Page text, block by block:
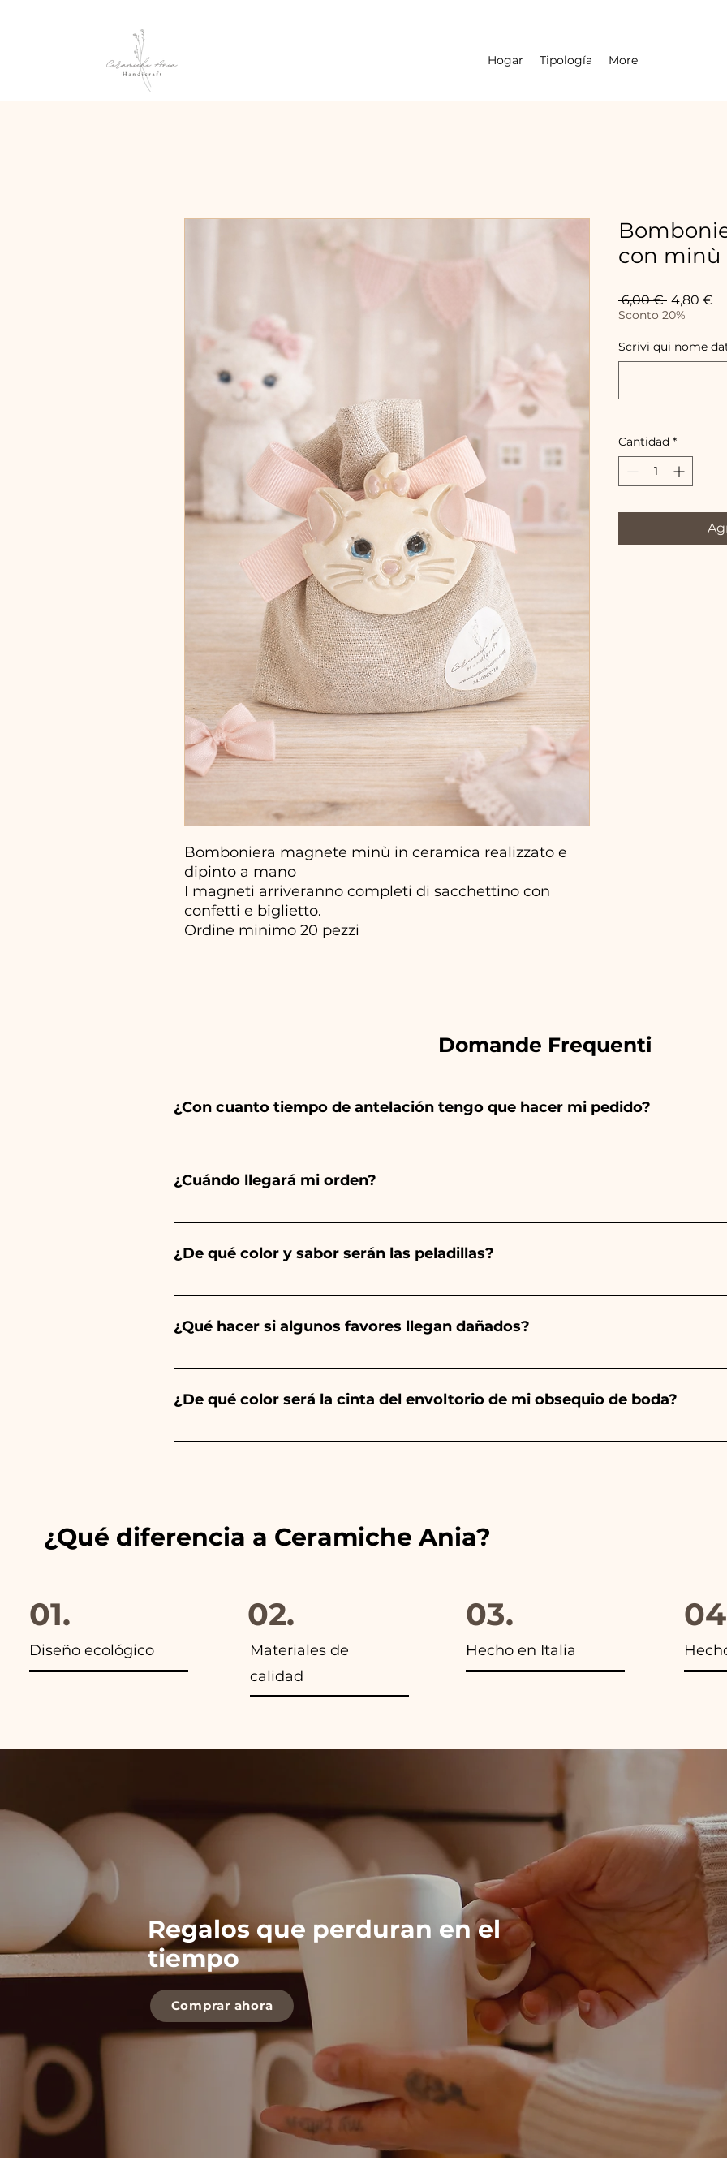
Hogar Tipología More
Bomboniera magnete minù in ceramica realizzato e
dipinto a mano
I magneti arriveranno completi di sacchettino con
confetti e biglietto.
Ordine minimo 20 pezzi
con
6,00 € Precio
4,80 €
Sconto 20%
Scrivi qui nome
Cantidad *
Domande Frequenti
¿Con cuanto tiempo de antelación tengo que hacer mi pedido?
Ceramiche Ania crea y pinta totalmente a mano, ¡por lo que su creación lleva
tu evento es antes de los horarios indicados, ¡contáctanos para solicitar información
¿Cuándo llegará mi orden?
Se garantiza la recepción del pedido 10/15 días antes del evento.
¿De qué color y sabor serán las peladillas?
El sabor de las peladillas siempre será almendrado, el color varía según el tipo de
Comunión, Confirmación y Boda será de color blanco. - Para Graduación, será Rojo
¿Qué hacer si algunos favores llegan dañados?
Llevamos muchos años en el sector y sabemos cuidar tus pedidos pero si algo se
¿De qué color será la cinta del envoltorio de mi obsequio de boda?
Siempre combinamos los colores de las cintas con los colores del detalle de boda
¿Qué diferencia a Ceramiche Ania?
01.
Diseño ecológico
02.
Materiales de
calidad
03.
Hecho en Italia
Regalos que perduran en el
tiempo
Comprar ahora